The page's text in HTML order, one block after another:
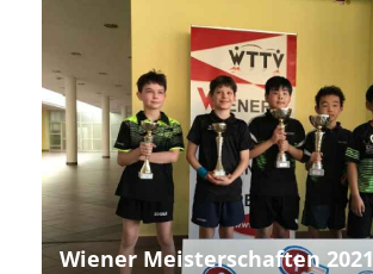
Wiener Meisterschaften 2021